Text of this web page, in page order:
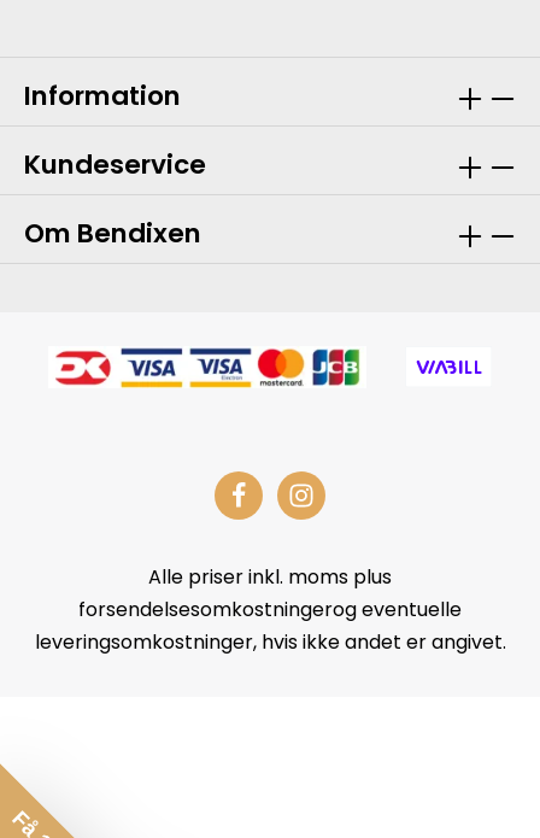
Information
Kundeservice
Om Bendixen
Alle priser inkl. moms plus
forsendelsesomkostningerog eventuelle
leveringsomkostninger, hvis ikke andet er angivet.